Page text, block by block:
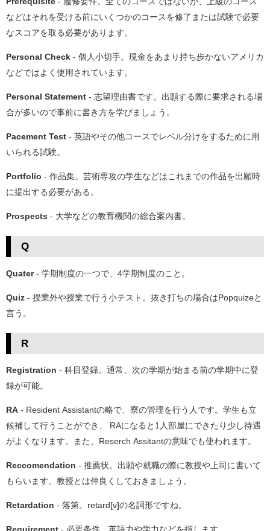
などはそれを受ける前にいくつかのコースを修了または試験で必要
なスコアを取る必要があります。
Personal Check - 個人小切手。現金をあまり持ち歩かないアメリカ
などではよく使用されています。
Personal Statement - 志望理由書です。出願する際に要求される場
合が多いので事前に書き方を学びましょう。
Pacement Test - 英語やその他コースでレベル分けをするために用
いられる試験。
Portfolio - 作品集。芸術専攻の学生などはこれまでの作品を出願時
に提出する必要がある。
Prospects - 大学などの教育機関の総合案内書。
Q
Quater- 学期制度の一つで、4学期制度のこと。
Quiz - 授業外や授業で行う小テスト。抜き打ちの場合はPopquizeと
言う。
R
Registration - 科目登録。通常、次の学期が始まる前の学期中に登
録が可能。
RA - Resident Assistantの略で、寮の管理を行う人です。学生も立
候補して行うことができ、 RAになると1人部屋にできたり少し待遇
がよくなります。また、Reserch Assitantの意味でも使われます。
Reccomendation - 推薦状。出願や就職の際に教授や上司に書いて
もらいます。教授とは仲良くしておきましょう。
Retardation - 落第。retard[v]の名詞形ですね。